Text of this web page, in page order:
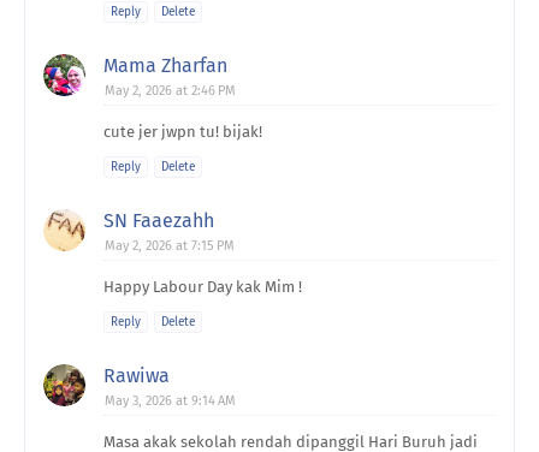
Reply Delete
Mama Zharfan
May 2, 2026 at 2:46 PM
cute jer jwpn tu! bijak!
Reply Delete
SN Faaezahh
May 2, 2026 at 7:15 PM
Happy Labour Day kak Mim !
Reply Delete
Rawiwa
May 3, 2026 at 9:14 AM
Masa akak sekolah rendah dipanggil Hari Buruh jadi